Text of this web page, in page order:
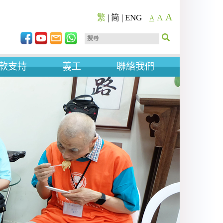
繁 | 简 | ENG A A A
支持 義工 聯絡我們